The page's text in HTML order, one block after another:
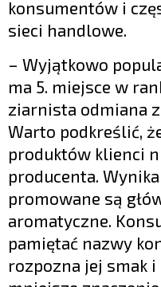
konsumentów i
sieci handlowe.
– Wyjątkowo
ma 5. miejsce w
ziarnista odmiana
Warto podkreślić,
produktów klienci
producenta.
promowane są
aromatyczne.
pamiętać nazwy
rozpozna jej smak i